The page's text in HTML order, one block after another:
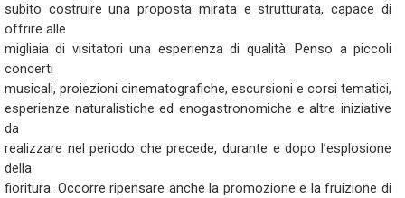
subito costruire una proposta mirata e strutturata, capace di
offrire alle
migliaia di visitatori una esperienza di qualità. Penso a piccoli
concerti
musicali, proiezioni cinematografiche, escursioni e corsi tematici,
esperienze naturalistiche ed enogastronomiche e altre iniziative
da
realizzare nel periodo che precede, durante e dopo l’esplosione
della
fioritura. Occorre ripensare anche la promozione e la fruizione di